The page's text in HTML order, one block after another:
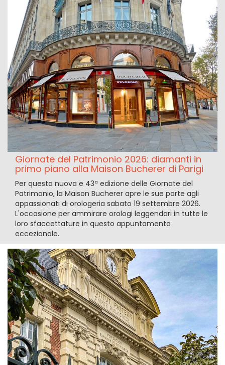
Giornate del Patrimonio 2026: diamanti in
primo piano alla Maison Bucherer di Parigi
Per questa nuova e 43ª edizione delle Giornate del
Patrimonio, la Maison Bucherer apre le sue porte agli
appassionati di orologeria sabato 19 settembre 2026.
L'occasione per ammirare orologi leggendari in tutte le
loro sfaccettature in questo appuntamento
eccezionale.